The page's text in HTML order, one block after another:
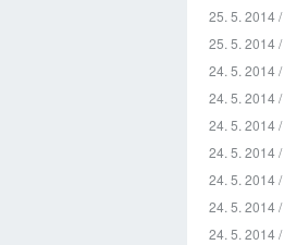
25. 5. 2014 /
25. 5. 2014 /
24. 5. 2014 /
24. 5. 2014 /
24. 5. 2014 /
24. 5. 2014 /
24. 5. 2014 /
24. 5. 2014 /
24. 5. 2014 /